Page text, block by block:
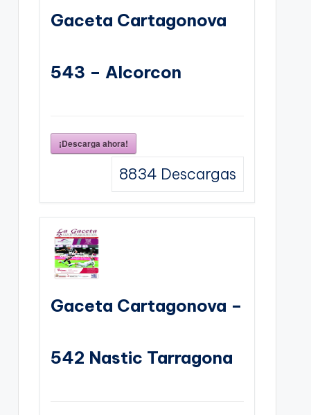
Gaceta Cartagonova
543 – Alcorcon
¡Descarga ahora!
8834 Descargas
Gaceta Cartagonova –
542 Nastic Tarragona